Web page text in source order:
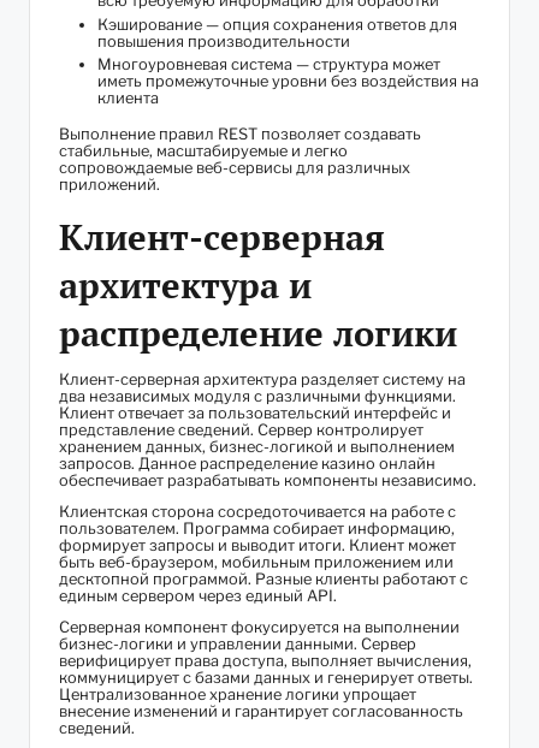
Кэширование — опция сохранения ответов для
повышения производительности
Многоуровневая система — структура может
иметь промежуточные уровни без воздействия на
клиента
Выполнение правил REST позволяет создавать
стабильные, масштабируемые и легко
сопровождаемые веб-сервисы для различных
приложений.
Клиент-серверная
архитектура и
распределение логики
Клиент-серверная архитектура разделяет систему на
два независимых модуля с различными функциями.
Клиент отвечает за пользовательский интерфейс и
представление сведений. Сервер контролирует
хранением данных, бизнес-логикой и выполнением
запросов. Данное распределение казино онлайн
обеспечивает разрабатывать компоненты независимо.
Клиентская сторона сосредоточивается на работе с
пользователем. Программа собирает информацию,
формирует запросы и выводит итоги. Клиент может
быть веб-браузером, мобильным приложением или
десктопной программой. Разные клиенты работают с
единым сервером через единый API.
Серверная компонент фокусируется на выполнении
бизнес-логики и управлении данными. Сервер
верифицирует права доступа, выполняет вычисления,
коммуницирует с базами данных и генерирует ответы.
Централизованное хранение логики упрощает
внесение изменений и гарантирует согласованность
сведений.